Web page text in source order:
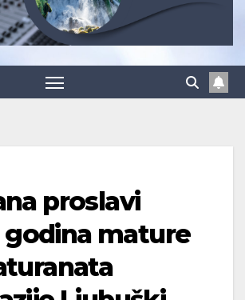
proslavi
godina mature